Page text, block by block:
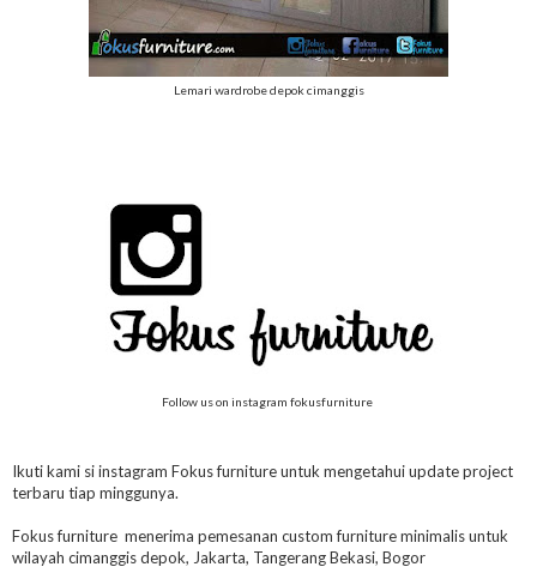
Lemari wardrobe depok cimanggis
Follow us on instagram fokusfurniture
Ikuti kami si instagram Fokus furniture untuk mengetahui update project
terbaru tiap minggunya.
Fokus furniture menerima pemesanan custom furniture minimalis untuk
wilayah cimanggis depok, Jakarta, Tangerang Bekasi, Bogor